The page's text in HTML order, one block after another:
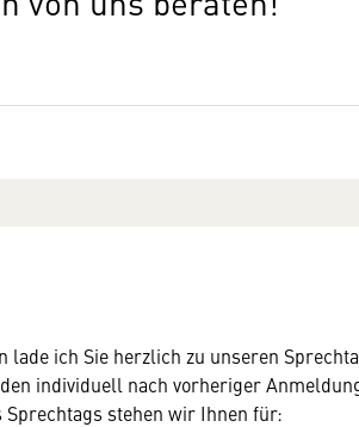
ich Sie herzlich zu unseren
individuell nach vorheriger
stehen wir Ihnen für: